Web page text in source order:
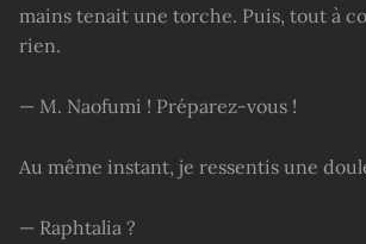
mains tenait une torche. Puis, tout à
rien.
— M. Naofumi ! Préparez-vous !
Au même instant, je ressentis une
— Raphtalia ?